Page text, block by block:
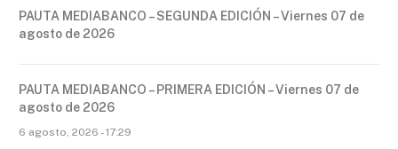
PAUTA MEDIABANCO – SEGUNDA EDICIÓN – Viernes 07 de
agosto de 2026
PAUTA MEDIABANCO – PRIMERA EDICIÓN – Viernes 07 de
agosto de 2026
6 agosto, 2026 - 17:29